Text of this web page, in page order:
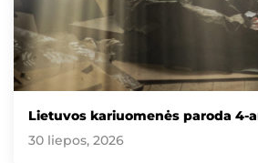
Lietuvos kariuomenės paroda 4-
30 liepos, 2026